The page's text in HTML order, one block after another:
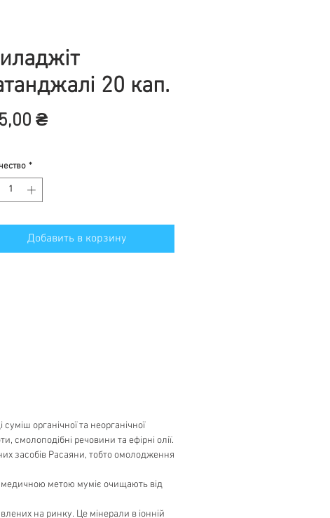
20 кап.
₴Цена
*
Добавить в корзину
органічної та неорганічної
смолоподібні речовини та ефірні олії.
засобів Расаяни, тобто омолодження
медичною метою муміє очищають від
на ринку. Це мінерали в іонній